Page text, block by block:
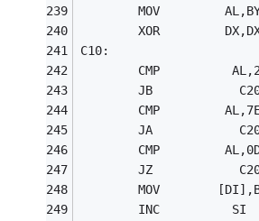
MOV
XOR
C10:
CMP
JB
CMP
JA
CMP
JZ
MOV
        INC          SI